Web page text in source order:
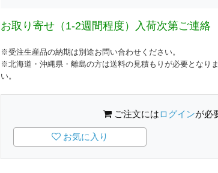
お取り寄せ（1-2週間程度）入荷次第ご連絡
※受注生産品の納期は別途お問い合わせください。
※北海道・沖縄県・離島の方は送料の見積もりが必要となり
い。
ご注文にはログインが必
お気に入り